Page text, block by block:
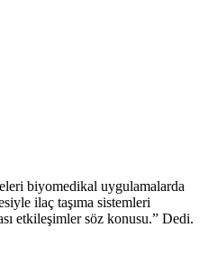
biyomedikal uygulamalarda
ilaç taşıma sistemleri
etkileşimler söz konusu.” Dedi.